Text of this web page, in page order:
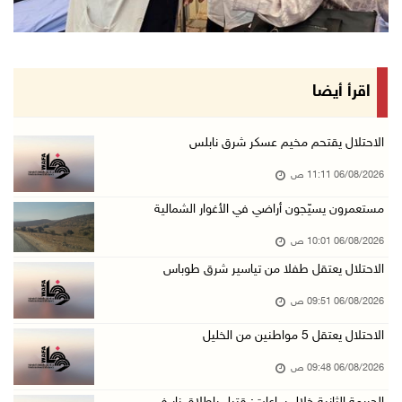
(محدث) الاحتلال يواصل عدوانه على مخيم قلنديا ...
السلطات الإسرائيلية تهدم بناية سكنية في كفر ق ...
الاحتلال يعتقل شابا من دير الغصون ويقتحم بلدا ...
الطقس: الحرارة أعلى من معدلها السنوي العام
06/آب/2026 07:46 ص
تواصل انتهاكات الاحتلال ومستعمريه: إصابات واع ...
اقرأ أيضا
الاحتلال يقتحم مخيم عسكر شرق نابلس
06/08/2026 11:11 ص
مستعمرون يسيّجون أراضي في الأغوار الشمالية
06/08/2026 10:01 ص
الاحتلال يعتقل طفلا من تياسير شرق طوباس
06/08/2026 09:51 ص
الاحتلال يعتقل 5 مواطنين من الخليل
06/08/2026 09:48 ص